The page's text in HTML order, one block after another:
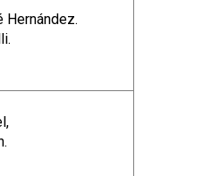
Hernández.